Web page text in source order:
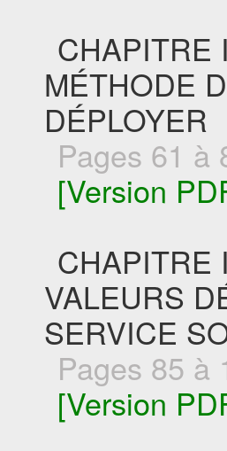
CHAPITRE
MÉTHODE
DÉPLOYER
Pages 61 à
[Version
CHAPITRE
VALEURS
SERVICE
Pages 85 à
[Version